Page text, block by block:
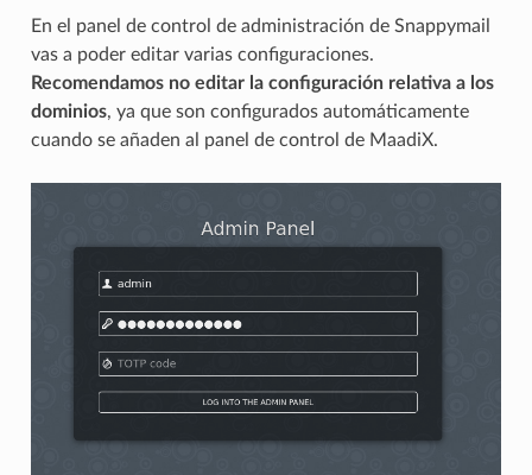
En el panel de control de administración de Snappymail
vas a poder editar varias configuraciones.
Recomendamos no editar la configuración relativa a los
dominios, ya que son configurados automáticamente
cuando se añaden al panel de control de MaadiX.